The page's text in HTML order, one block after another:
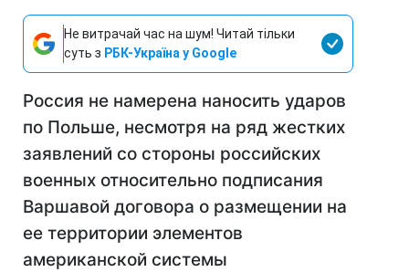
Не витрачай час на шум! Читай тільки
суть з РБК-Україна у Google
Россия не намерена наносить ударов
по Польше, несмотря на ряд жестких
заявлений со стороны российских
военных относительно подписания
Варшавой договора о размещении на
ее территории элементов
американской системы